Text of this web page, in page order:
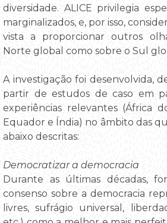
diversidade. ALICE privilegia
marginalizados, e, por isso,
vista a proporcionar outros
Norte global como sobre o Sul
A investigação foi desenvolvida,
partir de estudos de caso em
experiências relevantes (África
Equador e Índia) no âmbito das
abaixo descritas:
Democratizar a democracia
Durante as últimas décadas,
consenso sobre a democracia
livres, sufrágio universal,